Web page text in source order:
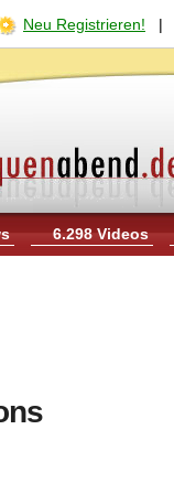
Neu Registrieren!
6.298 Videos